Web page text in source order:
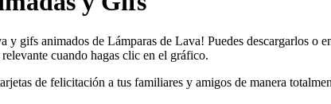
y gifs animados de Lámparas de Lava! Puedes descargarlos
cuando hagas clic en el gráfico.
de felicitación a tus familiares y amigos de manera